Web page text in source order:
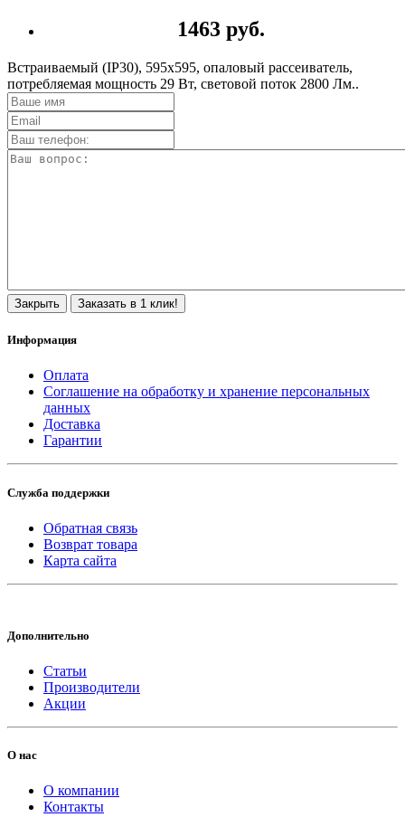
1463 руб.
Встраиваемый (IP30), 595х595, опаловый рассеиватель,
потребляемая мощность 29 Вт, световой поток 2800 Лм..
Закрыть Заказать в 1 клик!
Информация
Оплата
Соглашение на обработку и хранение персональных
данных
Доставка
Гарантии
Служба поддержки
Обратная связь
Возврат товара
Карта сайта
Дополнительно
Статьи
Производители
Акции
О нас
О компании
Контакты